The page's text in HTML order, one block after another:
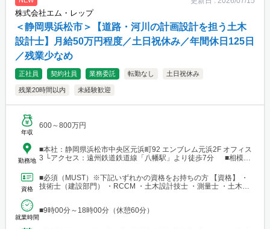
株式会社エム・レップ
＜静岡県浜松市＞【道路・河川の計画設計を担う土木
設計士】月給50万円程度／土日祝休み／年間休日125日
／残業少なめ
正社員 契約社員 業務委託 転勤なし 土日祝休み
残業20時間以内 未経験歓迎
年収
600～800万円
勤務地
■本社：静岡県浜松市中央区元浜町92 エンブレム元浜2F オフィス
3 └アクセス：遠州鉄道鉄道線「八幡駅」より徒歩7分 ■相模原
「橋本駅」よりバス25分
資格
■必須（MUST）※下記いずれかの資格をお持ちの方 【資格】 ・
技術士（建設部門） ・RCCM ・土木設計技士 ・測量士 ・土木施
就業時間
■9時00分～18時00分（休憩60分）